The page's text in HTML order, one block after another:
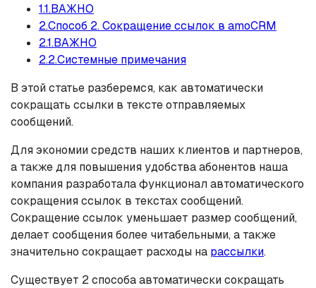
1.1.ВАЖНО
2.Способ 2. Сокращение ссылок в amoCRM
2.1.ВАЖНО
2.2.Системные примечания
В этой статье разберемся, как автоматически
сокращать ссылки в тексте отправляемых
сообщений.
Для экономии средств наших клиентов и партнеров,
а также для повышения удобства абонентов наша
компания разработала функционал автоматического
сокращения ссылок в текстах сообщений.
Сокращение ссылок уменьшает размер сообщений,
делает сообщения более читабельными, а также
значительно сокращает расходы на рассылки.
Существует 2 способа автоматически сокращать